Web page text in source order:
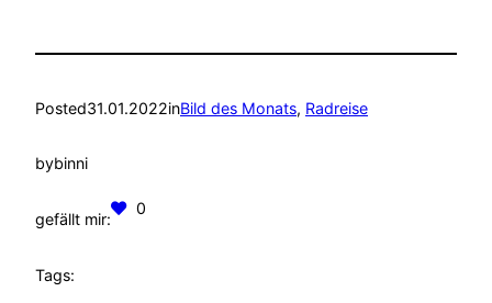
Posted31.01.2022inBild des Monats, Radreise
bybinni
gefällt mir:
0
Tags: